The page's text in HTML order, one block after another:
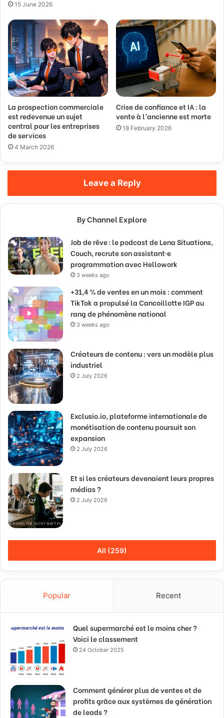
15 June 2026
La prospection commerciale
est redevenue un sujet
central pour les entreprises
de services
4 March 2026
Crise de confiance et IA : la
vente à l’ancienne est morte
18 February 2026
Leave a Reply
By Channel Explore
Job de rêve : le podcast de Lena Situations,
Couch, recrute son assistant·e
programmation avec Hellowork
3 weeks ago
+31,4 % de ventes en un mois : comment
TikTok a propulsé la Cancoillotte IGP au
rang de phénomène national
3 weeks ago
Créateurs de contenu : vers un modèle plus
industriel
2 July 2026
Exclusio.io, plateforme internationale de
monétisation de contenu poursuit son
expansion
2 July 2026
Et si les créateurs devenaient leurs propres
médias ?
2 July 2026
All (259)
Popular Recent
Quel supermarché est le moins cher ?
Voici le classement
24 October 2025
Comment générer plus de ventes et de
profits grâce aux systèmes de génération
de leads ?